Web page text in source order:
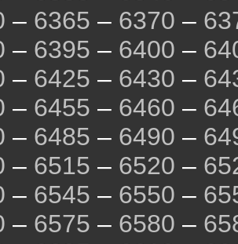
– 6365 – 6370 –
– 6395 – 6400 –
– 6425 – 6430 –
– 6455 – 6460 –
– 6485 – 6490 –
– 6515 – 6520 –
– 6545 – 6550 –
– 6575 – 6580 –